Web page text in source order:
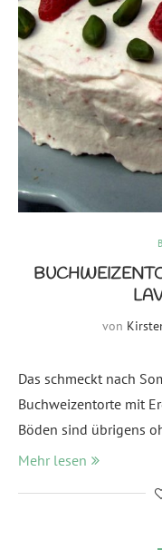
von
Das schmeckt nach
Buchweizentorte mit
Böden sind übrigens
Mehr lesen